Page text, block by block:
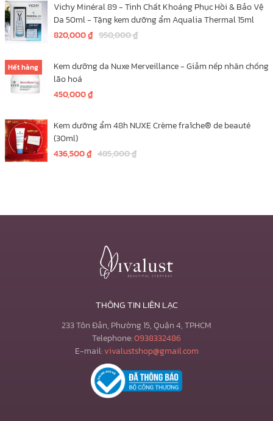
Vichy Minéral 89 - Tinh Chất Khoáng Phục Hồi & Bảo Vệ
Da 50ml - Tặng kem dưỡng ẩm Aqualia Thermal 15ml
950,000₫
820,000₫
Hết hàng
Kem dưỡng da Nuxe Merveillance - Giảm nếp nhăn chống
lão hoá
450,000₫
Kem dưỡng ẩm 48h NUXE Crème fraîche® de beauté
(30ml)
485,000₫
436,500₫
THÔNG TIN LIÊN LẠC
233 Tôn Đản, Phường 15, Quận 4, TPHCM
Telephone:0938332486
E-mail:vivalustshop@gmail.com